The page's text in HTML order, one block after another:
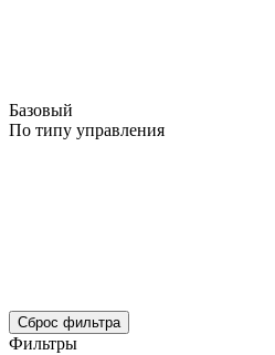
Базовый
По типу управления
Сброс фильтра
Фильтры